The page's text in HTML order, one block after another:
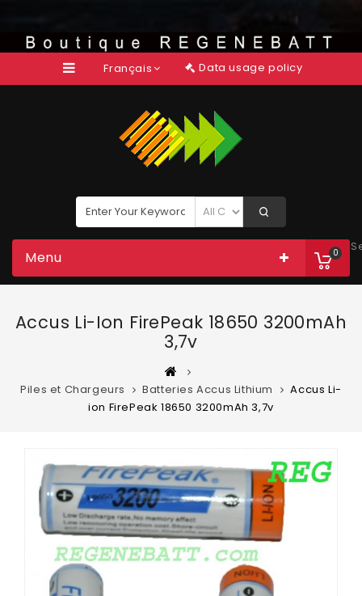
Français Data usage policy
0
Menu
Accus Li-Ion FirePeak 18650 3200mAh
3,7v
Piles et Chargeurs Batteries Accus Lithium
Accus Li-
ion FirePeak 18650 3200mAh 3,7v